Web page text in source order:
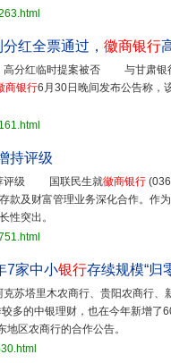
红全票通过， 徽商银行
高分红临时提案被否 与甘肃银
商银行6月30日晚间发布公告称，
持评级
评级 国联民生就徽商银行
款及财富管理业务深化合作。作
性突出。
7家中小银行存续规模“归
苏塔里木农商行、贵阳农商行、
的中银理财，也在今年新增了
区农商行的合作公告。